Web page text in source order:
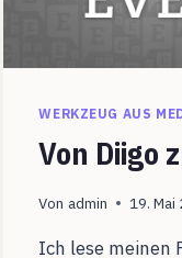
WERKZEUG AUS
Von Diigo
Von admin 19. Mai
Ich lese meinen